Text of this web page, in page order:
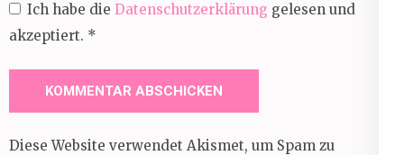
Ich habe die Datenschutzerklärung gelesen und
akzeptiert. *
Diese Website verwendet Akismet, um Spam zu